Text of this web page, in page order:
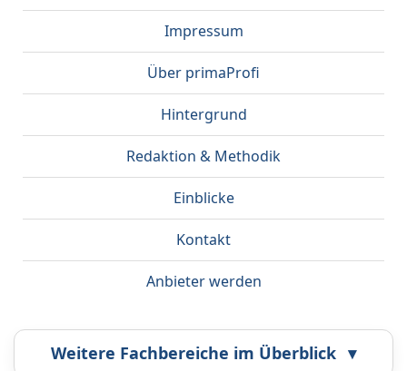
Impressum
Über primaProfi
Hintergrund
Redaktion & Methodik
Einblicke
Kontakt
Anbieter werden
Weitere Fachbereiche im Überblick ▾